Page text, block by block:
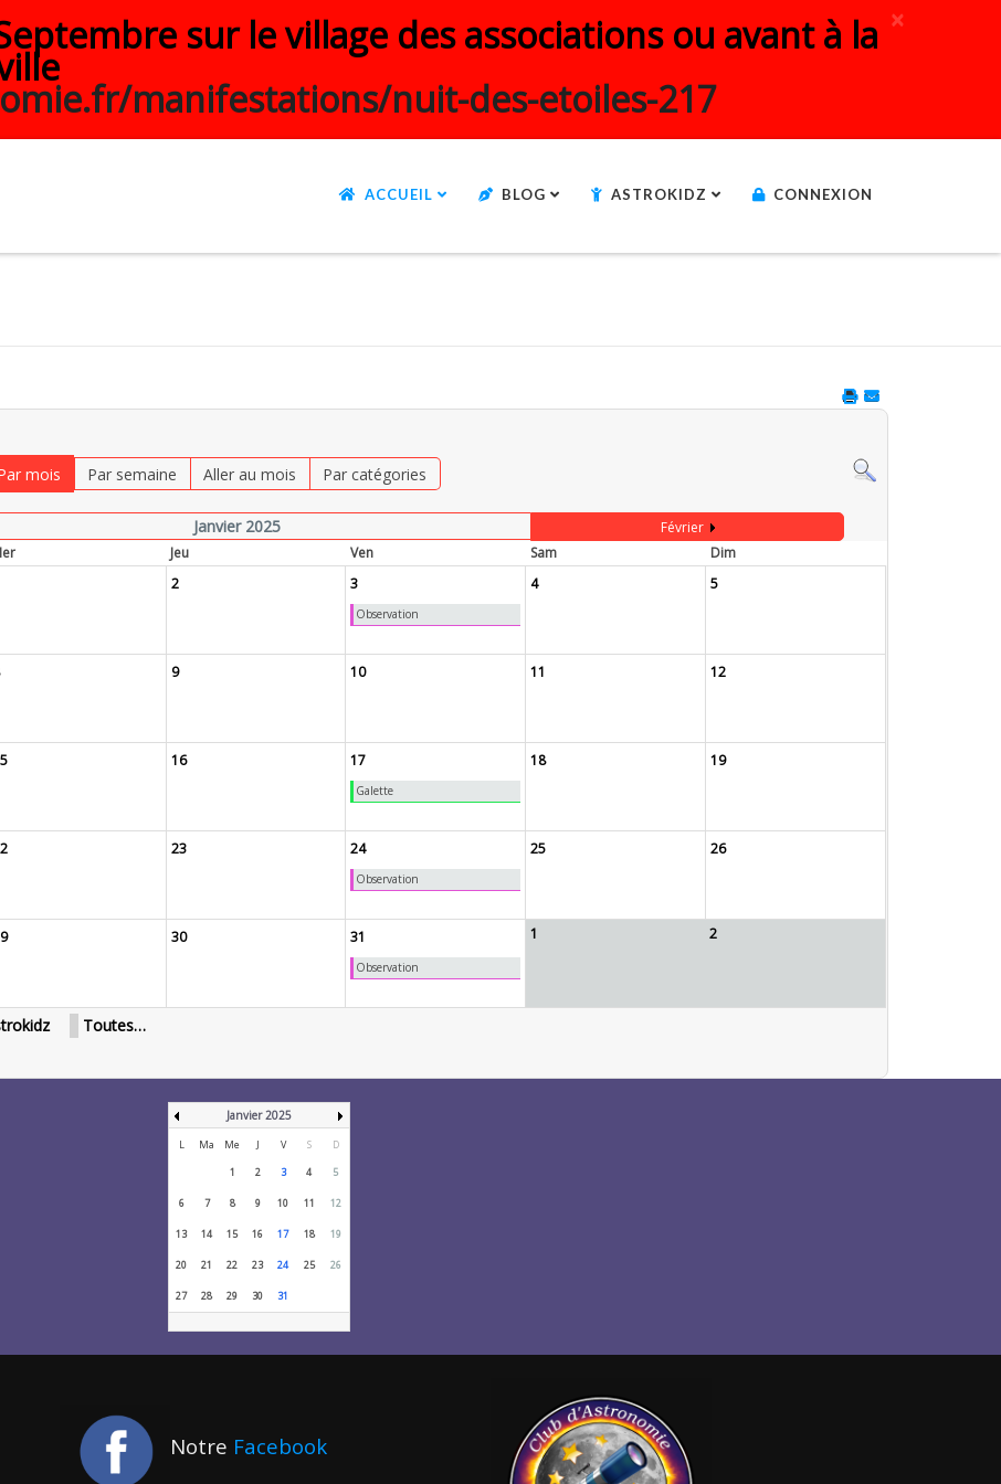
×
sur le village des associations ou avant à la
manifestations/nuit-des-etoiles-217
ACCUEIL BLOG ASTROKIDZ CONNEXION
mois Par semaine Aller au mois Par catégories
Janvier 2025
Février
Jeu Ven Sam
Dim
2 3
Observation
4 5
9 10 11 12
16 17
Galette
18 19
23 24
Observation
25 26
30 31
Observation
1 2
Toutes…
Janvier 2025
L Ma Me J V S
D
1
2 3 4 5
6 7 8 9 10 11 12
13 14 15 16 17 18 19
20 21 22 23 24 25 26
27 28 29 30 31
Notre Facebook